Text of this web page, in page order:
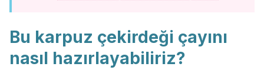
Bu karpuz çekirdeği çayını
nasıl hazırlayabiliriz?